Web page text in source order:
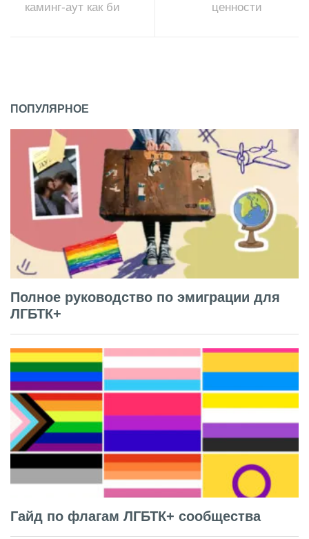
каминг-аут как би
ценности
ПОПУЛЯРНОЕ
Полное руководство по эмиграции для
ЛГБТК+
Гайд по флагам ЛГБТК+ сообщества